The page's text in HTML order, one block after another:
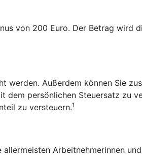
von 200 Euro. Der Betrag wird
Außerdem können Sie
persönlichen Steuersatz zu
zu versteuern.1
Arbeitnehmerinnen